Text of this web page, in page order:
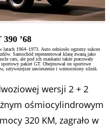
’68
1964–1973. Auto odniosło ogromy sukces
Samochód reprezentował klasę zwaną jako
cars, ale pod ich maskami także pracowały
pakiet GT. Obejmował on sportowe
sztywniejsze zawieszenie i wzmocniony silnik.
wersji 2 + 2
ośmiocylindrowym
320 KM, zagrało w